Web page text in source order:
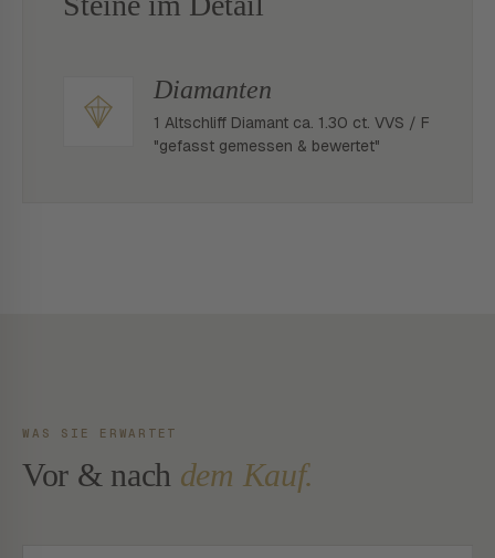
Diamanten
1 Altschliff Diamant ca. 1.30 ct. VVS / F
"gefasst gemessen & bewertet"
WAS SIE ERWARTET
Vor & nach dem Kauf.